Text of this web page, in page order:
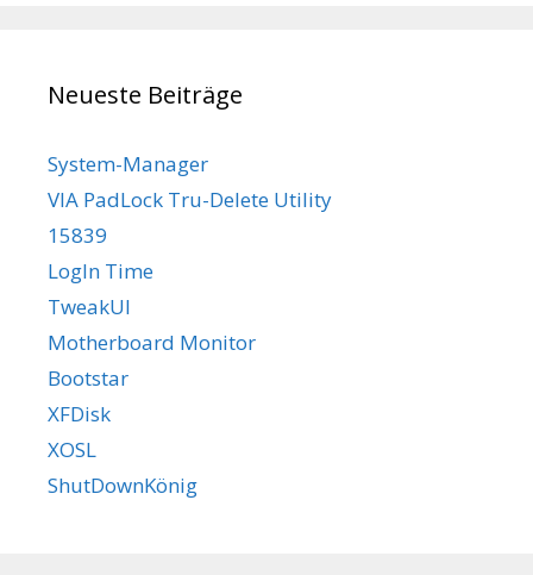
Neueste Beiträge
System-Manager
VIA PadLock Tru-Delete Utility
15839
LogIn Time
TweakUI
Motherboard Monitor
Bootstar
XFDisk
XOSL
ShutDownKönig